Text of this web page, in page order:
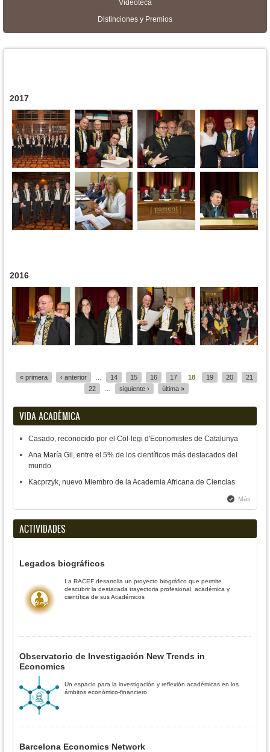
Videoteca
Distinciones y Premios
2017
2016
« primera ‹ anterior 14 15 16 17 18 19 20
21
22
siguiente › última »
VIDA ACADÉMICA
Casado, reconocido por el Col·legi d'Economistes de Catalunya
Ana María Gil, entre el 5% de los científicos más destacados del
mundo
Kacprzyk, nuevo Miembro de la Academia Africana de Ciencias
Más
ACTIVIDADES
Legados biográficos
La RACEF desarrolla un proyecto biográfico que permite
descubrir la destacada trayectoria profesional, académica y
científica de sus Académicos
Observatorio de Investigación New Trends in
Economics
Un espacio para la investigación y reflexión académicas en los
ámbitos económico-financiero
Barcelona Economics Network